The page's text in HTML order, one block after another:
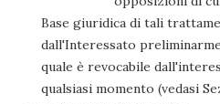
Base giuridica di tali
dall'Interessato
quale è revocabile
qualsiasi momento (vedasi